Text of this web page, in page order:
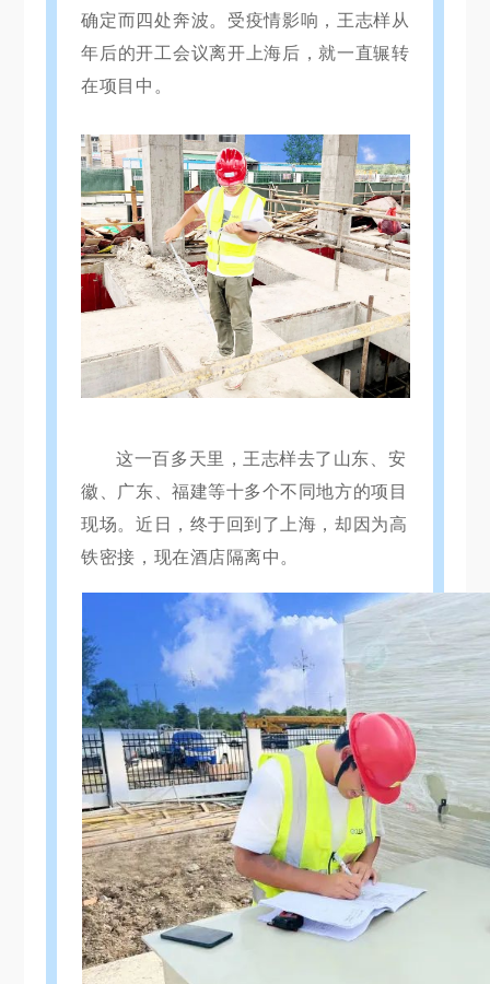
确定而四处奔波。 受疫情影响，王志样从
年后的开工会议离开上海后，就一直辗转
在项目中。
这一百多天里，王志样去了山东、安
徽、广东、福建等十多个不同地方的项目
现场。近日，终于回到了上海，却因为高
铁密接，现在酒店隔离中。